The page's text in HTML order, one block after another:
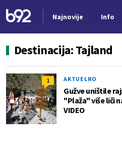
Najnovije Info
Destinacija: Tajland
1 AKTUELNO
Gužve uništile
"Plaža" više liči
VIDEO